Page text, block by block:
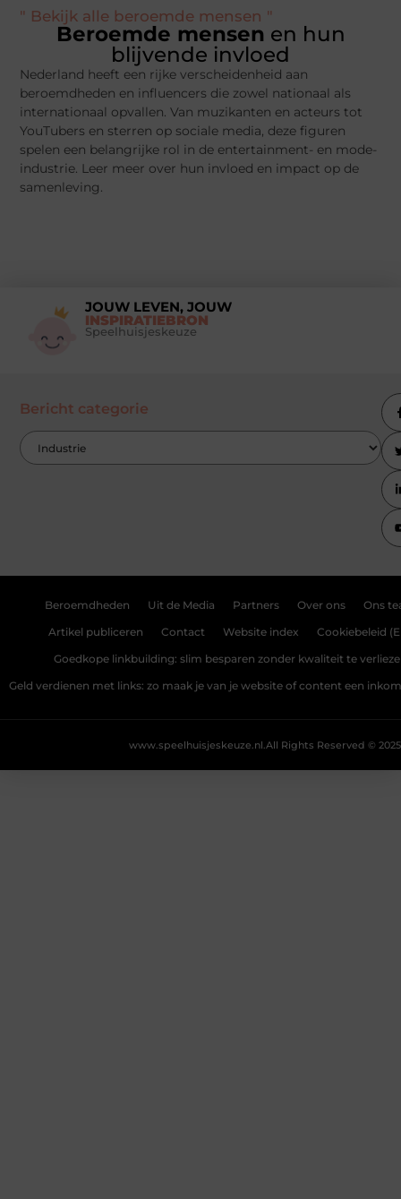
" Bekijk alle beroemde mensen "
Beroemde mensen en hun
blijvende invloed
Nederland heeft een rijke verscheidenheid aan
beroemdheden en influencers die zowel nationaal als
internationaal opvallen. Van muzikanten en acteurs tot
YouTubers en sterren op sociale media, deze figuren
spelen een belangrijke rol in de entertainment- en mode-
industrie. Leer meer over hun invloed en impact op de
samenleving.
JOUW LEVEN, JOUW
INSPIRATIEBRON
Speelhuisjeskeuze
Bericht categorie
Beroemdheden Uit de Media Partners Over ons Ons
Artikel publiceren Contact Website index Cookiebeleid
Goedkope linkbuilding: slim besparen zonder kwaliteit te
Geld verdienen met links: zo maak je van je website of content een
All Rights Reserved © 2025
www.speelhuisjeskeuze.nl.